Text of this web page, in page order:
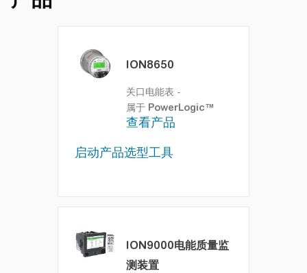
ION8650
关口电能表 -
属于 PowerLogic™
查看产品
启动产品选型工具
ION9000电能质量监
测装置